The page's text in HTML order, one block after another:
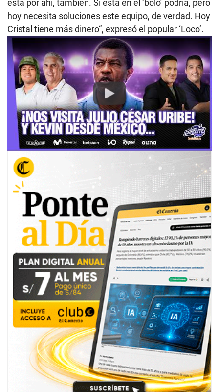
está por ahí, también. Si está en el ‘bolo’ podría, pero
hoy necesita soluciones este equipo, de verdad. Hoy
Cristal tiene más dinero“, expresó el popular ‘Loco’.
Play